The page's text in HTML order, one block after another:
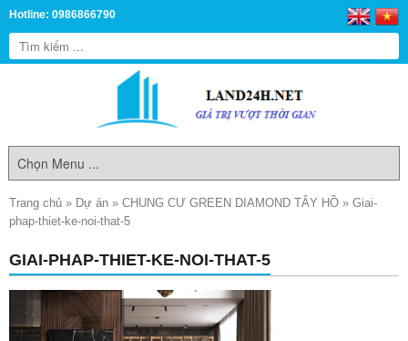
Hotline: 0986866790
Trang chủ » Dự án » CHUNG CƯ GREEN DIAMOND TÂY HỒ » Giai-
phap-thiet-ke-noi-that-5
GIAI-PHAP-THIET-KE-NOI-THAT-5